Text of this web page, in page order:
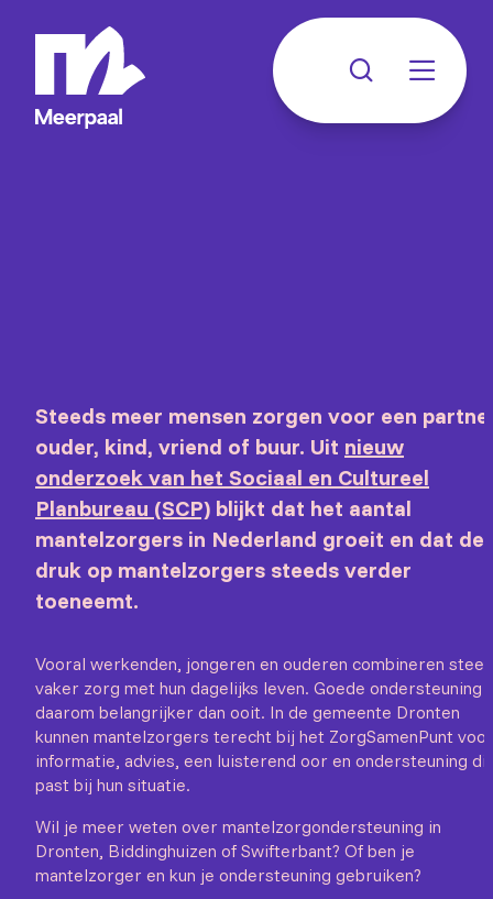
Steeds meer mensen zorgen voor een
ouder, kind, vriend of buur. Uit nieuw
onderzoek van het Sociaal en Cultureel
Planbureau (SCP) blijkt dat het aantal
mantelzorgers in Nederland groeit en dat de
druk op mantelzorgers steeds verder
toeneemt.
Vooral werkenden, jongeren en ouderen combineren
vaker zorg met hun dagelijks leven. Goede ondersteuning
daarom belangrijker dan ooit. In de gemeente Dronten
kunnen mantelzorgers terecht bij het ZorgSamenPunt voor
informatie, advies, een luisterend oor en ondersteuning
past bij hun situatie.
Wil je meer weten over mantelzorgondersteuning in
Dronten, Biddinghuizen of Swifterbant? Of ben je
mantelzorger en kun je ondersteuning gebruiken?